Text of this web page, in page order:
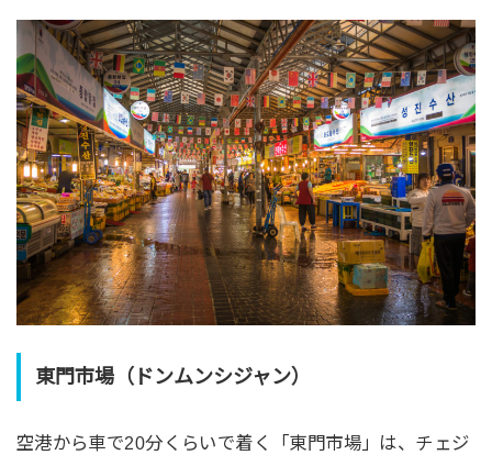
東門市場（ドンムンシジャン）
空港から車で20分くらいで着く「東門市場」は、チェジ